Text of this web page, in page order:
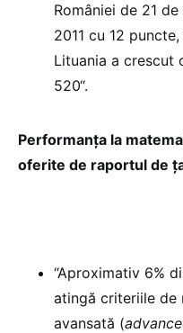
României de 21
2011 cu 12
Lituania a crescut
520“.
Performanța la
oferite de raportul de
“Aproximativ 6%
atingă criteriile de
avansată (